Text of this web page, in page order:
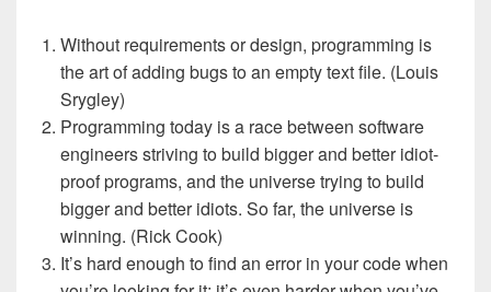
Without requirements or design, programming is
the art of adding bugs to an empty text file. (Louis
Srygley)
Programming today is a race between software
engineers striving to build bigger and better idiot-
proof programs, and the universe trying to build
bigger and better idiots. So far, the universe is
winning. (Rick Cook)
It’s hard enough to find an error in your code when